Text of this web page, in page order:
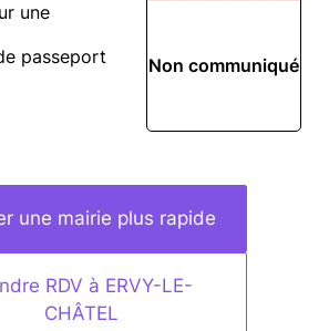
une
passeport
Non communiqué
une mairie plus rapide
RDV à ERVY-LE-
CHÂTEL